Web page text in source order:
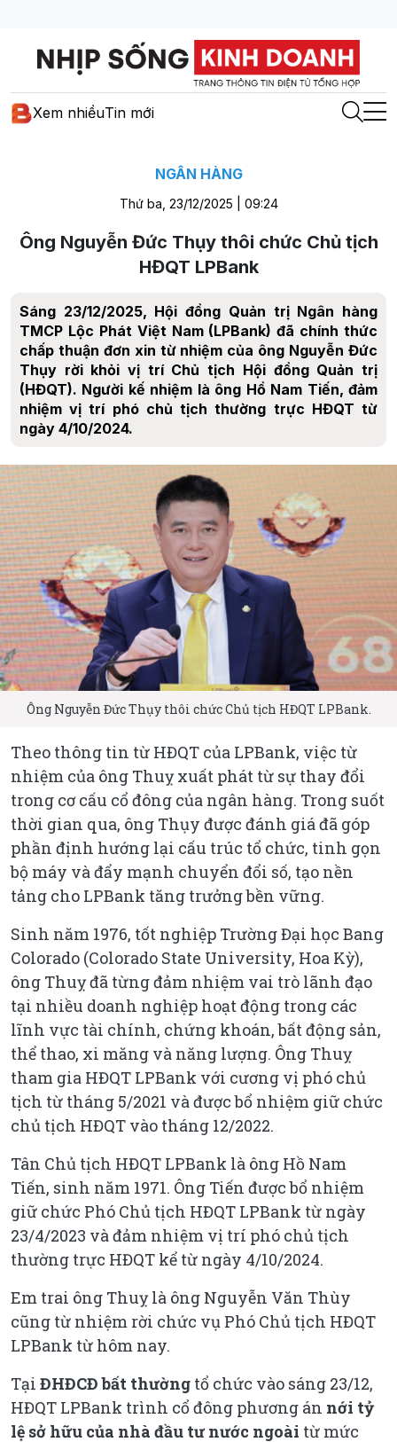
Xem nhiềuTin mới
NGÂN HÀNG
Thứ ba, 23/12/2025 | 09:24
Ông Nguyễn Đức Thụy thôi chức Chủ tịch
HĐQT LPBank
Sáng 23/12/2025, Hội đồng Quản trị Ngân hàng
TMCP Lộc Phát Việt Nam (LPBank) đã chính thức
chấp thuận đơn xin từ nhiệm của ông Nguyễn Đức
Thụy rời khỏi vị trí Chủ tịch Hội đồng Quản trị
(HĐQT). Người kế nhiệm là ông Hồ Nam Tiến, đảm
nhiệm vị trí phó chủ tịch thường trực HĐQT từ
ngày 4/10/2024.
Ông Nguyễn Đức Thụy thôi chức Chủ tịch HĐQT LPBank.
Theo thông tin từ HĐQT của LPBank, việc từ
nhiệm của ông Thuỵ xuất phát từ sự thay đổi
trong cơ cấu cổ đông của ngân hàng. Trong suốt
thời gian qua, ông Thụy được đánh giá đã góp
phần định hướng lại cấu trúc tổ chức, tinh gọn
bộ máy và đẩy mạnh chuyển đổi số, tạo nền
tảng cho LPBank tăng trưởng bền vững.
Sinh năm 1976, tốt nghiệp Trường Đại học Bang
Colorado (Colorado State University, Hoa Kỳ),
ông Thuỵ đã từng đảm nhiệm vai trò lãnh đạo
tại nhiều doanh nghiệp hoạt động trong các
lĩnh vực tài chính, chứng khoán, bất động sản,
thể thao, xi măng và năng lượng. Ông Thuỵ
tham gia HĐQT LPBank với cương vị phó chủ
tịch từ tháng 5/2021 và được bổ nhiệm giữ chức
chủ tịch HĐQT vào tháng 12/2022.
Tân Chủ tịch HĐQT LPBank là ông Hồ Nam
Tiến, sinh năm 1971. Ông Tiến được bổ nhiệm
giữ chức Phó Chủ tịch HĐQT LPBank từ ngày
23/4/2023 và đảm nhiệm vị trí phó chủ tịch
thường trực HĐQT kể từ ngày 4/10/2024.
Em trai ông Thuỵ là ông Nguyễn Văn Thùy
cũng từ nhiệm rời chức vụ Phó Chủ tịch HĐQT
LPBank từ hôm nay.
Tại ĐHĐCĐ bất thường tổ chức vào sáng 23/12,
HĐQT LPBank trình cổ đông phương án nới tỷ
lệ sở hữu của nhà đầu tư nước ngoài từ mức